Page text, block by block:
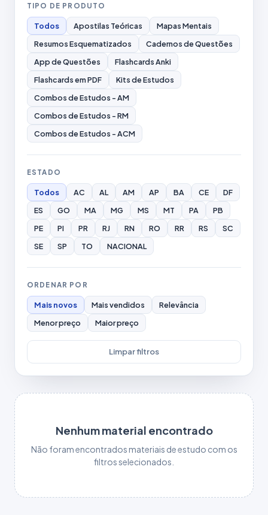
TIPO DE PRODUTO
Todos Apostilas Teóricas
Mapas Mentais
Resumos Esquematizados
Cadernos de Questões
App de Questões
Flashcards Anki
Flashcards em PDF
Kits de Estudos
Combos de Estudos - AM
Combos de Estudos - RM
Combos de Estudos - ACM
ESTADO
Todos AC AL AM AP BA CE
DF
ES
GO MA MG MS MT PA
PB
PE
PI PR RJ RN RO RR RS
SC
SE
SP TO NACIONAL
ORDENAR POR
Mais novos Mais vendidos
Relevância
Menor preço
Maior preço
Limpar filtros
Nenhum material encontrado
Não foram encontrados materiais de estudo com os
filtros selecionados.